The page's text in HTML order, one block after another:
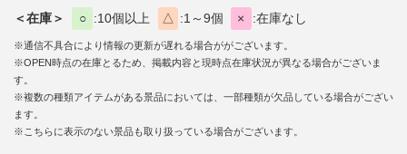
＜在庫＞ ○ 10個以上 △ 1～9個 × 在庫なし
※通信不具合により情報の更新が遅れる場合ががございます。
※OPEN時点の在庫とるため、掲載内容と現時点在庫状況が異なる場合がございま
す。
※複数の種類アイテムがある景品においては、一部種類が欠品している場合がござい
ます。
※こちらに表示のない景品も取り扱っている場合がございます。